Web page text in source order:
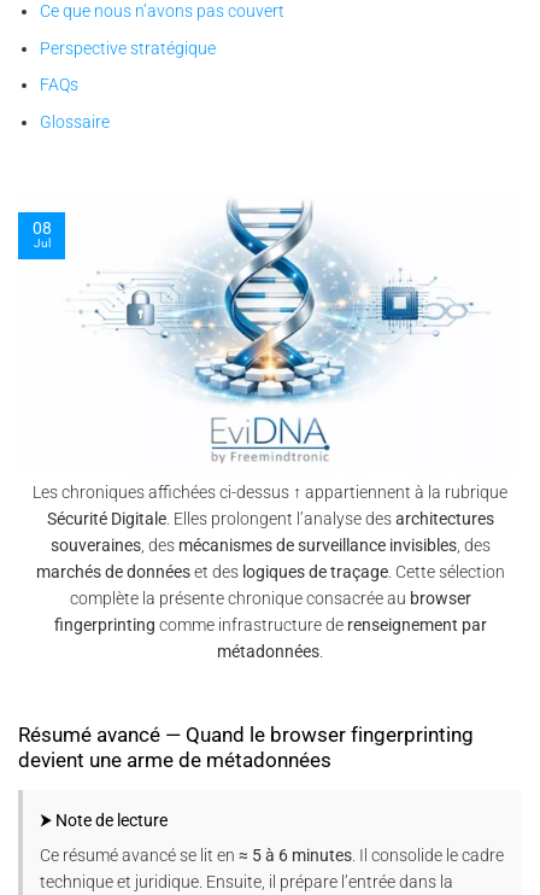
Ce que nous n’avons pas couvert
Perspective stratégique
FAQs
Glossaire
Les chroniques affichées ci-dessus ↑ appartiennent à la rubrique
Sécurité Digitale. Elles prolongent l’analyse desarchitectures
souveraines, des mécanismes de surveillance invisibles, des
marchés de donnéeset des logiques de traçage. Cette sélection
complète la présente chronique consacrée au browser
fingerprinting comme infrastructure de renseignement par
métadonnées
Résumé avancé — Quand le browser fingerprinting
devient une arme de métadonnées
⮞ Note de lecture
Ce résumé avancé se lit en≈ 5 à 6 minutes. Il consolide le cadre
technique et juridique. Ensuite, il prépare l’entrée dans la